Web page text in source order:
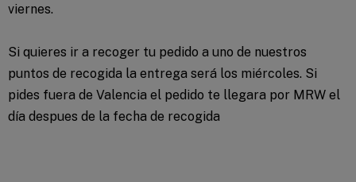
viernes.
Si quieres ir a recoger tu pedido a uno de nuestros
puntos de recogida la entrega será los miércoles. Si
pides fuera de Valencia el pedido te llegara por MRW el
día despues de la fecha de recogida